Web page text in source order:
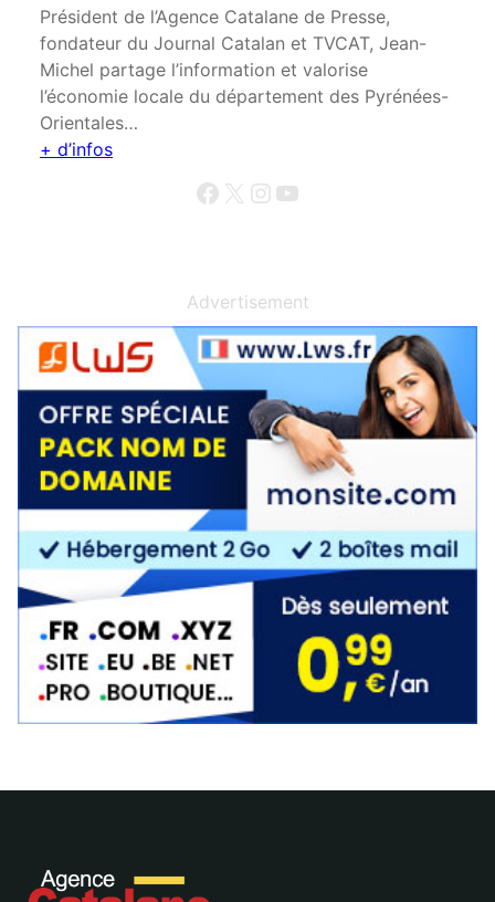
Président de l’Agence Catalane de Presse,
fondateur du Journal Catalan et TVCAT, Jean-
Michel partage l’information et valorise
l’économie locale du département des Pyrénées-
Orientales…
+ d’infos
Facebook X Instagram YouTube
Advertisement